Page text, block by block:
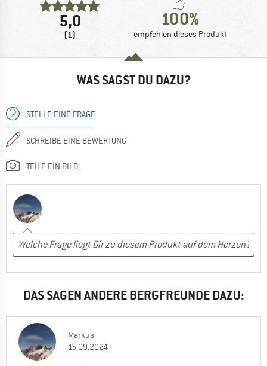
5,0
(1)
100%
empfehlen dieses Produkt
WAS SAGST DU DAZU?
STELLE EINE FRAGE
SCHREIBE EINE BEWERTUNG
TEILE EIN BILD
DAS SAGEN ANDERE BERGFREUNDE DAZU:
Markus
15.09.2024